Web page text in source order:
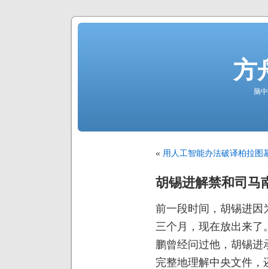
方
脑
« 用人工智能办法破译柏拉图
胡锡进解禁和司马
前一段时间，胡锡进因
三个月，现在放出来
鹏曾经问过他，胡锡
完整地理解中央文件